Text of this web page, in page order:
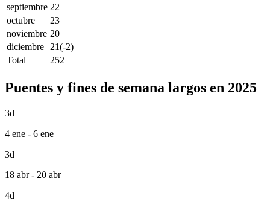
septiembre 22
octubre
23
noviembre 20
diciembre
21(-2)
Total
252
Puentes y fines de semana largos en 2025
3d
4 ene - 6 ene
3d
18 abr - 20 abr
4d